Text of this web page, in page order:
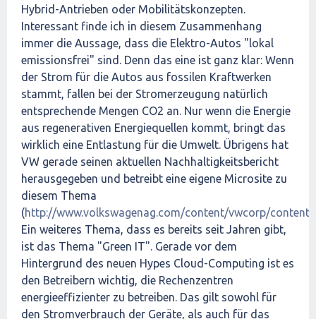
Hybrid-Antrieben oder Mobilitätskonzepten.
Interessant finde ich in diesem Zusammenhang
immer die Aussage, dass die Elektro-Autos "lokal
emissionsfrei" sind. Denn das eine ist ganz klar: Wenn
der Strom für die Autos aus fossilen Kraftwerken
stammt, fallen bei der Stromerzeugung natürlich
entsprechende Mengen CO2 an. Nur wenn die Energie
aus regenerativen Energiequellen kommt, bringt das
wirklich eine Entlastung für die Umwelt. Übrigens hat
VW gerade seinen aktuellen Nachhaltigkeitsbericht
herausgegeben und betreibt eine eigene Microsite zu
diesem Thema
(http://www.volkswagenag.com/content/vwcorp/
Ein weiteres Thema, dass es bereits seit Jahren gibt,
ist das Thema "Green IT". Gerade vor dem
Hintergrund des neuen Hypes Cloud-Computing ist es
den Betreibern wichtig, die Rechenzentren
energieeffizienter zu betreiben. Das gilt sowohl für
den Stromverbrauch der Geräte, als auch für das